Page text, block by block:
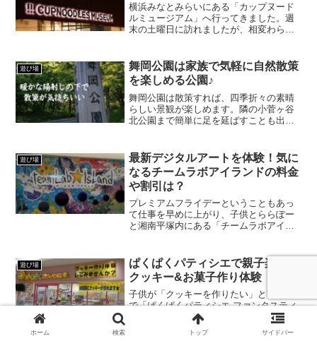
横浜みなとみらいにある「カップヌード
ルミュージアム」へ行ってきました。週
末の土曜日に訪れましたが、相変わらず
ードルファクトリー」でオリジナル「カ
ップヌードル」を作ってと...
遊び場
舞岡公園は家族で気軽に自然散策
を楽しめる公園♪
舞岡公園は散策すれば、四季折々の素晴
らしい景観が楽しめます。隣の小菅ヶ谷
北公園まで簡単に足を延ばすことも出来
遊び場
最新デジタルアートを体験！気に
なるチームラボアイランドの料金
や割引は？
プレミアムフライデーということもあっ
て仕事を早めに上がり、子供とららぽー
と湘南平塚内にある「チームラボアイラ
ような気もしますが……）チームラボア
イランドチームラボアイ...
遊び場
ぱくぱくパティシエで親子楽しく
クッキー&お菓子作り体験
子供が「クッキーを作りたい」と言うの
で「ぱくぱくパティシエ ファンタスティ
ックジャーニー横浜店」でクッキー作り
体験に行ってきました。約1時間くらいで
ホーム 検索 トップ サイドバー